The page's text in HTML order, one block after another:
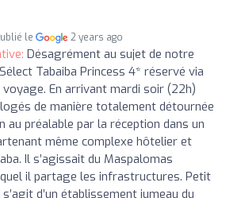
le 2 years ago
Désagrément au sujet de notre
Tabaiba Princess 4* réservé via
En arrivant mardi soir (22h)
de manière totalement détournée
au préalable par la réception dans un
même complexe hôtelier et
Il s’agissait du Maspalomas
il partage les infrastructures. Petit
d’un établissement jumeau du